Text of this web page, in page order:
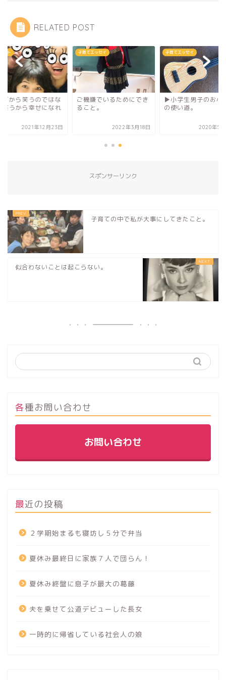
RELATED POST
コト
だから笑うのではな
笑うから幸せになれ
2021年12月23日
子育てエッセイ
ご機嫌でいるためにでき
ること。
2022年3月18日
子育てエッセイ
▶︎小学生男子のお小
の使い道。
2020年5
スポンサーリンク
子育ての中で私が大事にしてきたこと。
似合わないことは起こらない。
各種お問い合わせ
お問い合わせ
最近の投稿
２学期始まるも寝坊し５分で弁当
夏休み最終日に家族７人で団らん！
夏休み終盤に息子が最大の葛藤
夫を乗せて公道デビューした長女
一時的に帰省している社会人の娘